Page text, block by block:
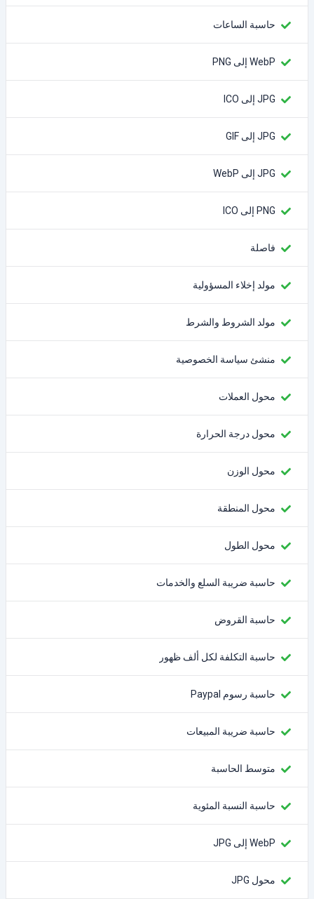
حاسبة الساعات
WebP إلى PNG
JPG إلى ICO
JPG إلى GIF
JPG إلى WebP
PNG إلى ICO
فاصلة
مولد إخلاء المسؤولية
مولد الشروط والشرط
منشئ سياسة الخصوصية
محول العملات
محول درجة الحرارة
محول الوزن
محول المنطقة
محول الطول
حاسبة ضريبة السلع والخدمات
حاسبة القروض
حاسبة التكلفة لكل ألف ظهور
حاسبة رسوم Paypal
حاسبة ضريبة المبيعات
متوسط الحاسبة
حاسبة النسبة المئوية
WebP إلى JPG
محول JPG